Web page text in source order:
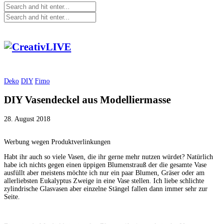
Deko DIY Fimo
DIY Vasendeckel aus Modelliermasse
28. August 2018
Werbung wegen Produktverlinkungen
Habt ihr auch so viele Vasen, die ihr gerne mehr nutzen würdet? Natürlich
habe ich nichts gegen einen üppigen Blumenstrauß der die gesamte Vase
ausfüllt aber meistens möchte ich nur ein paar Blumen, Gräser oder am
allerliebsten Eukalyptus Zweige in eine Vase stellen. Ich liebe schlichte
zylindrische Glasvasen aber einzelne Stängel fallen dann immer sehr zur
Seite.